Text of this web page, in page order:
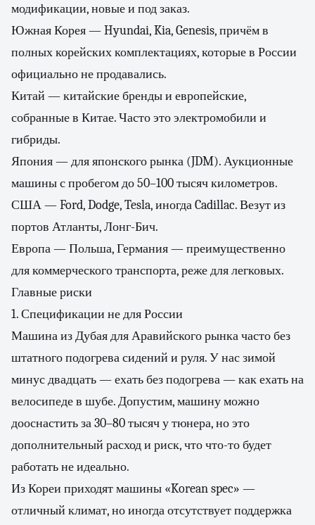
модификации, новые и под заказ.
Южная Корея — Hyundai, Kia, Genesis, причём в
полных корейских комплектациях, которые в России
официально не продавались.
Китай — китайские бренды и европейские,
собранные в Китае. Часто это электромобили и
гибриды.
Япония — для японского рынка (JDM). Аукционные
машины с пробегом до 50–100 тысяч километров.
США — Ford, Dodge, Tesla, иногда Cadillac. Везут из
портов Атланты, Лонг-Бич.
Европа — Польша, Германия — преимущественно
для коммерческого транспорта, реже для легковых.
Главные риски
1. Спецификации не для России
Машина из Дубая для Аравийского рынка часто без
штатного подогрева сидений и руля. У нас зимой
минус двадцать — ехать без подогрева — как ехать на
велосипеде в шубе. Допустим, машину можно
дооснастить за 30–80 тысяч у тюнера, но это
дополнительный расход и риск, что что-то будет
работать не идеально.
Из Кореи приходят машины «Korean spec» —
отличный климат, но иногда отсутствует поддержка